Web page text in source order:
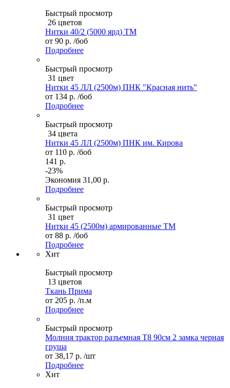
Быстрый просмотр
26 цветов
Нитки 40/2 (5000 ярд) ТМ
от 90 р. /боб
Подробнее
Быстрый просмотр
31 цвет
Нитки 45 ЛЛ (2500м) ПНК "Красная нить"
от 134 р. /боб
Подробнее
Быстрый просмотр
34 цвета
Нитки 45 ЛЛ (2500м) ПНК им. Кирова
от 110 р. /боб
141 р.
-23%
Экономия 31,00 р.
Подробнее
Быстрый просмотр
31 цвет
Нитки 45 (2500м) армированные ТМ
от 88 р. /боб
Подробнее
Хит
Быстрый просмотр
13 цветов
Ткань Прима
от 205 р. /п.м
Подробнее
Быстрый просмотр
Молния трактор разъемная Т8 90см 2 замка черная
груша
от 38,17 р. /шт
Подробнее
Хит